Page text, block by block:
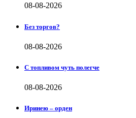
08-08-2026
Без торгов?
08-08-2026
С топливом чуть полегче
08-08-2026
Иринею – орден